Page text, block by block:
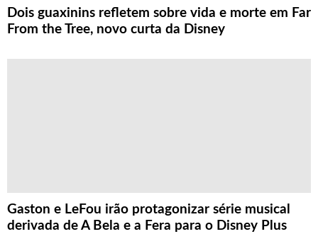
Dois guaxinins refletem sobre vida e morte em Far
From the Tree, novo curta da Disney
Gaston e LeFou irão protagonizar série musical
derivada de A Bela e a Fera para o Disney Plus